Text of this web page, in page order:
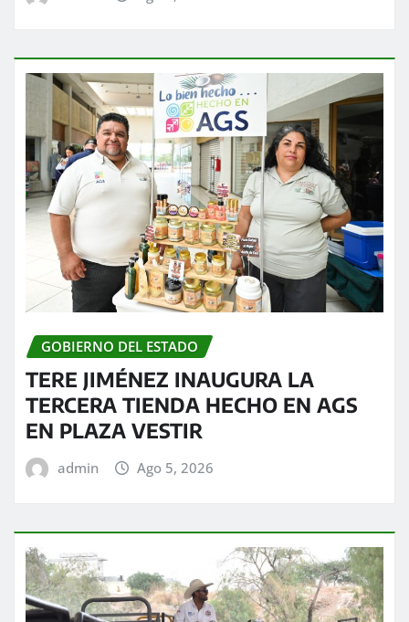
GOBIERNO DEL ESTADO
TERE JIMÉNEZ INAUGURA LA
TERCERA TIENDA HECHO EN AGS
EN PLAZA VESTIR
admin Ago 5, 2026